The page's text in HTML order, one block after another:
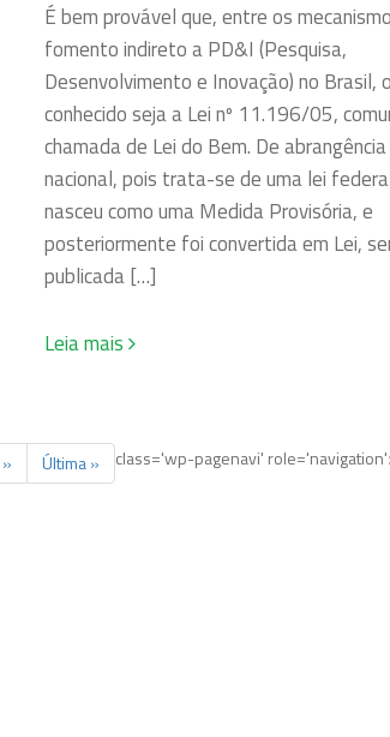
É bem provável que, entre os
fomento indireto a PD&I (Pesquisa,
Desenvolvimento e Inovação) no Brasil,
conhecido seja a Lei nº 11.196/05,
chamada de Lei do Bem. De abrangência
nacional, pois trata-se de uma lei
nasceu como uma Medida Provisória, e
posteriormente foi convertida em Lei,
publicada […]
Leia mais
class='wp-pagenavi'
» Última »